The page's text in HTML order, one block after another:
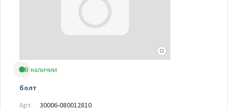
В наличии
болт
Арт.
30006-080012810